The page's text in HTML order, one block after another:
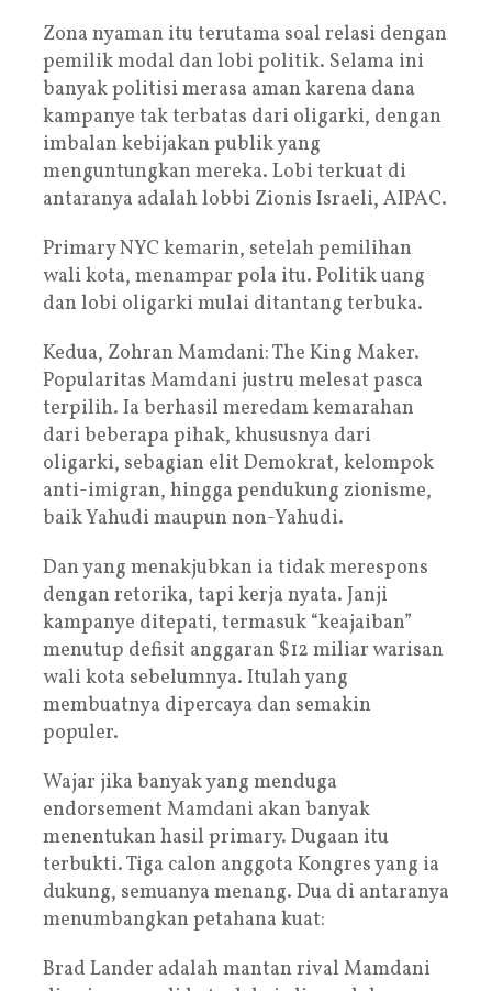
Zona nyaman itu terutama soal relasi dengan
pemilik modal dan lobi politik. Selama ini
banyak politisi merasa aman karena dana
kampanye tak terbatas dari oligarki, dengan
imbalan kebijakan publik yang
menguntungkan mereka. Lobi terkuat di
antaranya adalah lobbi Zionis Israeli, AIPAC.
Primary NYC kemarin, setelah pemilihan
wali kota, menampar pola itu. Politik uang
dan lobi oligarki mulai ditantang terbuka.
Kedua, Zohran Mamdani: The King Maker.
Popularitas Mamdani justru melesat pasca
terpilih. Ia berhasil meredam kemarahan
dari beberapa pihak, khususnya dari
oligarki, sebagian elit Demokrat, kelompok
anti-imigran, hingga pendukung zionisme,
baik Yahudi maupun non-Yahudi.
Dan yang menakjubkan ia tidak merespons
dengan retorika, tapi kerja nyata. Janji
kampanye ditepati, termasuk “keajaiban”
menutup defisit anggaran $12 miliar warisan
wali kota sebelumnya. Itulah yang
membuatnya dipercaya dan semakin
populer.
Wajar jika banyak yang menduga
endorsement Mamdani akan banyak
menentukan hasil primary. Dugaan itu
terbukti. Tiga calon anggota Kongres yang ia
dukung, semuanya menang. Dua di antaranya
menumbangkan petahana kuat:
Brad Lander adalah mantan rival Mamdani